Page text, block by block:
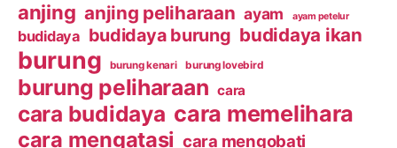
anjing anjing peliharaan ayam ayam petelur
budidaya budidaya burung budidaya ikan
burung burung kenari burung lovebird
burung peliharaan cara
cara budidaya cara memelihara
cara mengatasi cara mengobati